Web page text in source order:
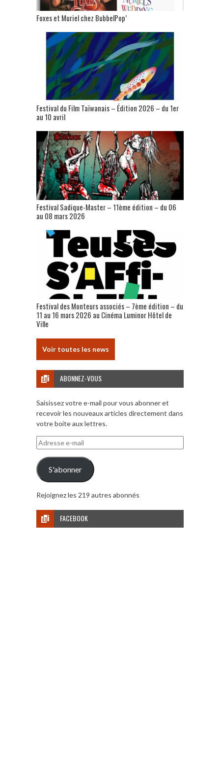
Foxes et Muriel chez BubbelPop’
Festival du Film Taïwanais – Édition 2026 – du 1er
au 10 avril
Festival Sadique-Master – 11ème édition – du 06
au 08 mars 2026
Festival des Monteurs associés – 7ème édition – du
11 au 16 mars 2026 au Cinéma Luminor Hôtel de
Ville
Voir toutes les news
ABONNEZ-VOUS
Saisissez votre e-mail pour vous abonner et
recevoir les nouveaux articles directement dans
votre boite aux lettres.
Adresse
e-
mail
S'abonner
Rejoignez les 219 autres abonnés
FACEBOOK